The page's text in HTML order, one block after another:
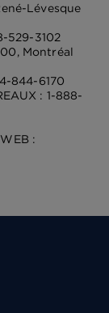
Lévesque
529-3102
Montréal
844-6170
: 1-888-
: